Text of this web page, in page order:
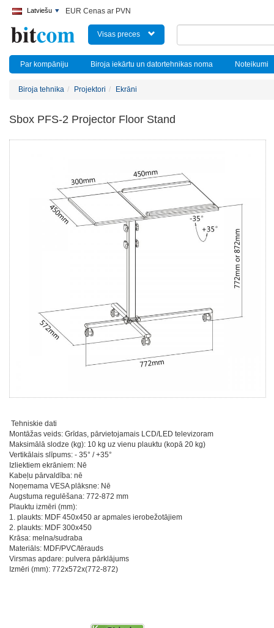
Latviešu EUR Cenas ar PVN
Visas preces
Par kompāniju Biroja iekārtu un datortehnikas noma Noteikumi
Biroja tehnika Projektori Ekrāni
Sbox PFS-2 Projector Floor Stand
Tehniskie dati
Montāžas veids: Grīdas, pārvietojamais LCD/LED televizoram
Maksimālā slodze (kg): 10 kg uz vienu plauktu (kopā 20 kg)
Vertikālais slīpums: - 35° / +35°
Izliektiem ekrāniem: Nē
Kabeļu pārvaldība: nē
Noņemama VESA plāksne: Nē
Augstuma regulēšana: 772-872 mm
Plauktu izmēri (mm):
1. plaukts: MDF 450x450 ar apmales ierobežotājiem
2. plaukts: MDF 300x450
Krāsa: melna/sudraba
Materiāls: MDF/PVC/tērauds
Virsmas apdare: pulvera pārklājums
Izmēri (mm): 772x572x(772-872)